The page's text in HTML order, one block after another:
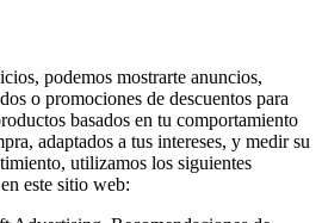
podemos mostrarte anuncios,
o promociones de descuentos para
basados en tu comportamiento
adaptados a tus intereses, y medir su
utilizamos los siguientes
este sitio web: